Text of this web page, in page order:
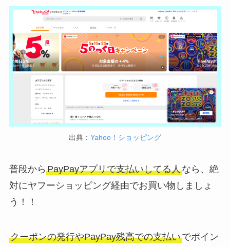
出典： Yahoo！ショッピング
普段から PayPayアプリで支払いしてる人なら、絶
対にヤフーショッピング経由でお買い物しましょ
う！！
クーポンの発行やPayPay残高での支払いでポイン